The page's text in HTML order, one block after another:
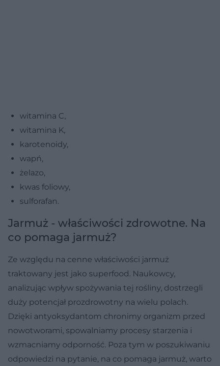
witamina C,
witamina K,
karotenoidy,
wapń,
żelazo,
kwas foliowy,
sulforafan.
Jarmuż - właściwości zdrowotne. Na
co pomaga jarmuż?
Ze względu na cenne właściwości jarmuż
traktowany jest jako superfood. Naukowcy,
analizując wpływ spożywania tej rośliny, dostrzegli
duży potencjał prozdrowotny na wielu polach.
Dzięki antyoksydantom chronimy organizm przed
nowotworami, spowalniamy procesy starzenia i
wzmacniamy odporność. Poza tym w poszukiwaniu
odpowiedzi na pytanie, na co pomaga jarmuż, warto